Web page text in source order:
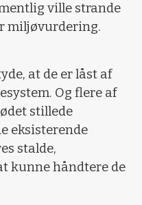
ville strande
miljøvurdering.
at de er låst af
Og flere af
stillede
eksisterende
stalde,
kunne håndtere de